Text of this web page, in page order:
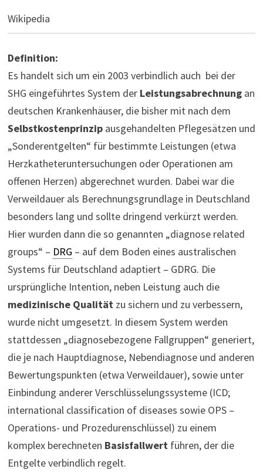
Wikipedia
Definition:
Es handelt sich um ein 2003 verbindlich auch bei der
SHG eingeführtes System der Leistungsabrechnungan
deutschen Krankenhäuser, die bisher mit nach dem
Selbstkostenprinzipausgehandelten Pflegesätzen und
„Sonderentgelten“ für bestimmte Leistungen (etwa
Herzkatheteruntersuchungen oder Operationen am
offenen Herzen) abgerechnet wurden. Dabei war die
Verweildauer als Berechnungsgrundlage in Deutschland
besonders lang und sollte dringend verkürzt werden.
Hier wurden dann die so genannten „diagnose related
groups“ – DRG – auf dem Boden eines australischen
Systems für Deutschland adaptiert – GDRG. Die
ursprüngliche Intention, neben Leistung auch die
medizinische Qualitätzu sichern und zu verbessern,
wurde nicht umgesetzt. In diesem System werden
stattdessen „diagnosebezogene Fallgruppen“ generiert,
die je nach Hauptdiagnose, Nebendiagnose und anderen
Bewertungspunkten (etwa Verweildauer), sowie unter
Einbindung anderer Verschlüsselungssysteme (ICD;
international classification of diseases sowie OPS –
Operations- und Prozedurenschlüssel) zu einem
komplex berechneten Basisfallwertführen, der die
Entgelte verbindlich regelt.